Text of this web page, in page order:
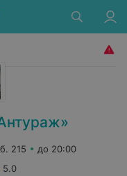
215
до 20:00
5.0